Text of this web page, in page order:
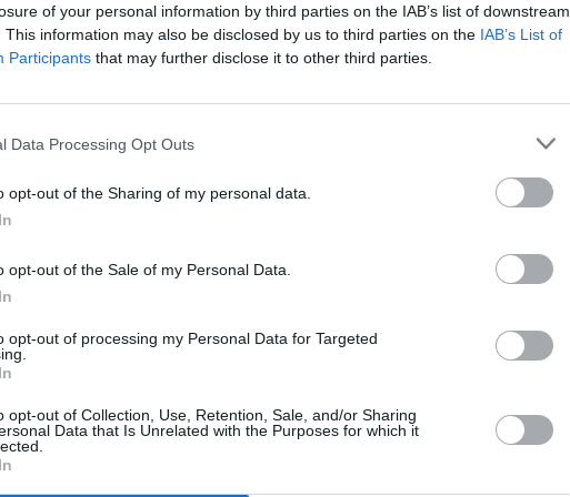
of your personal information by third parties on the IAB’s list of downstream
This information may also be disclosed by us to third parties on the IAB’s List of
Participants that may further disclose it to other third parties.
Data Processing Opt Outs
opt-out of the Sharing of my personal data.
opt-out of the Sale of my Personal Data.
opt-out of processing my Personal Data for Targeted
opt-out of Collection, Use, Retention, Sale, and/or Sharing
Data that Is Unrelated with the Purposes for which it
escritora en paralelo a la Feria del Libro de la capital
en Madrid acogió ayer lunes, 8 de junio, un homenaje a la
Día de las Escritoras 2025. La iniciativa forma parte de las
Feria del Libro de Madrid, donde este año las islas han
divulgar las letras canarias más allá de la barrera insular.
Ciencia e Innovación y Cultura del Gobierno de